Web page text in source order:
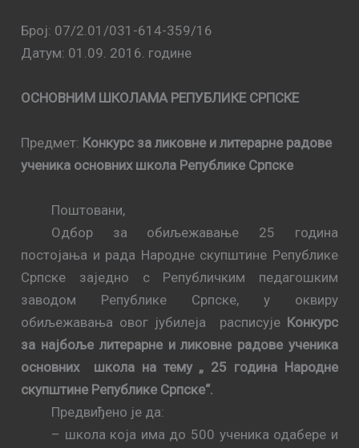
Број: 07/2.01/031 -614-359/1 6
Датум: 01.09. 201 6. године
ОСНОВНИМ ШКОЛАМА РЕПУБЛИКЕ СРПСКЕ
Предмет: Конкурс за ликовне и литерарне радове
ученика основних школа Републике Српске
Поштовани,
Одбор за обиљежавање 25 година
постојања и рада Народне скупштине Републике
Српске заједно с Републичким педагошким
заводом Републике Српске, у оквиру
обиљежавања овог јубилеја
расписује Конкурс
за најбоље литерарне и ликовне радове ученика
основних
школа на тему „ 25 година Народне
скупштине Републике Српске“.
Предвиђено је да:
– школа која има до 500 ученика одабере и